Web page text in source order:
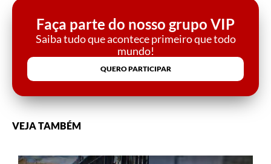
Faça parte do nosso grupo VIP
Saiba tudo que acontece primeiro que todo
mundo!
QUERO PARTICIPAR
VEJA TAMBÉM